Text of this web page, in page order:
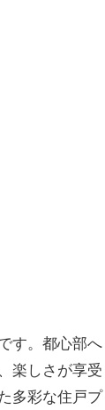
す。都心部へ
楽しさが享受
多彩な住戸プ